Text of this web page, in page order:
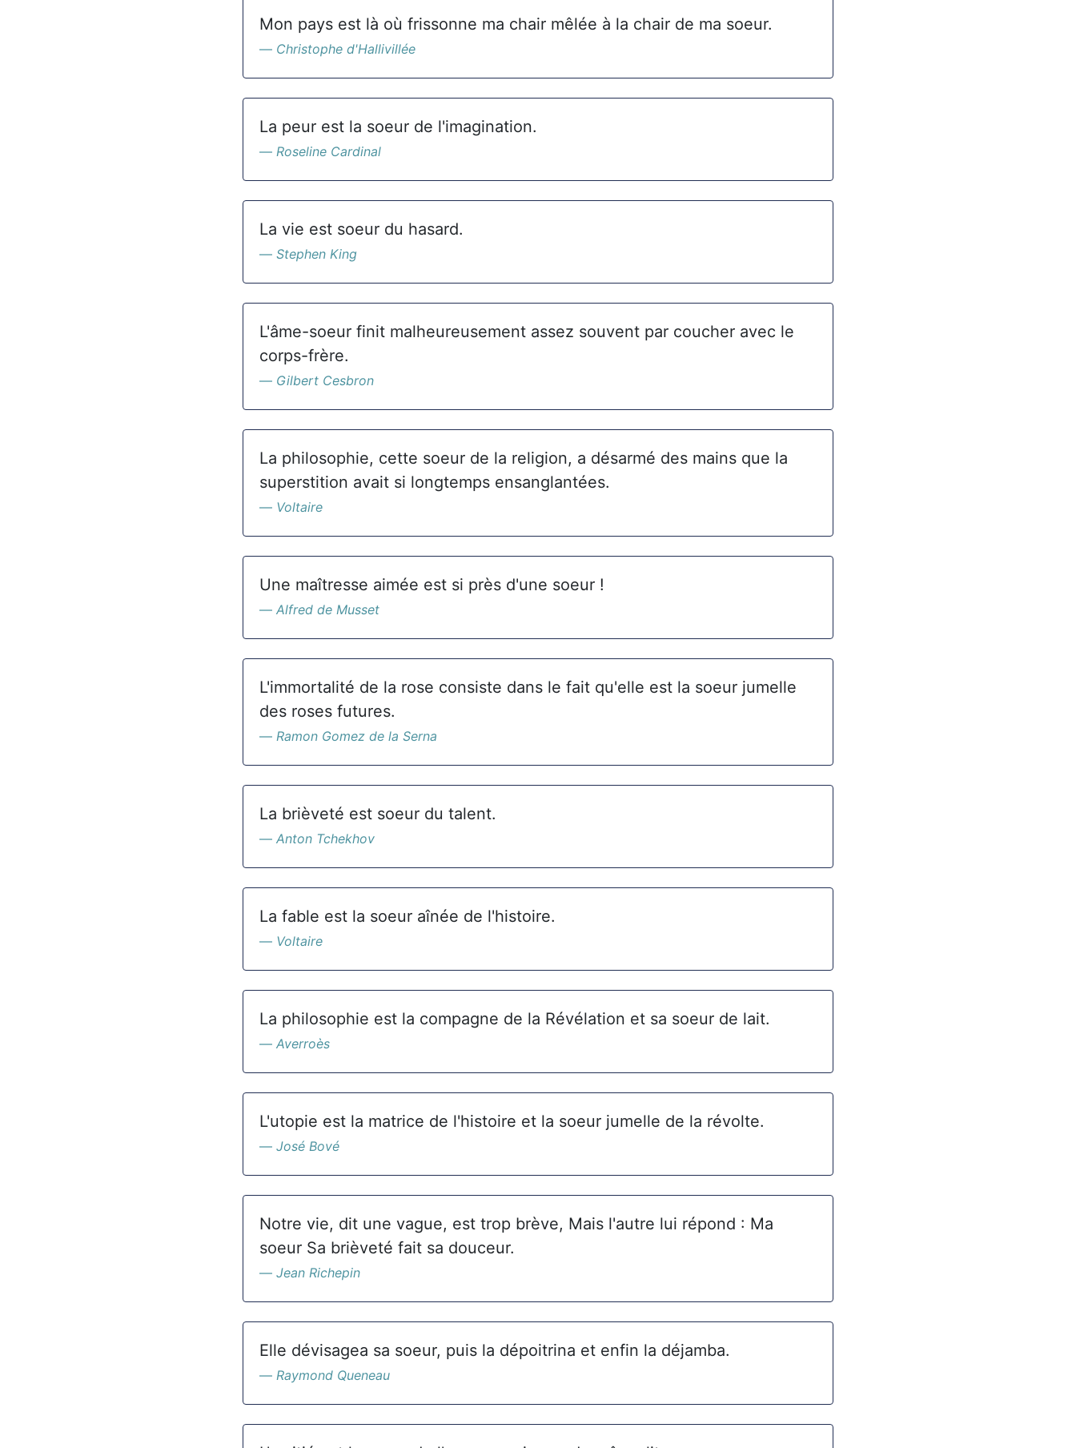
Mon pays est là où frissonne ma chair mêlée à la chair de ma soeur.
Christophe d'Hallivillée
La peur est la soeur de l'imagination.
Roseline Cardinal
La vie est soeur du hasard.
Stephen King
L'âme-soeur finit malheureusement assez souvent par coucher avec le
corps-frère.
Gilbert Cesbron
La philosophie, cette soeur de la religion, a désarmé des mains que la
superstition avait si longtemps ensanglantées.
Voltaire
Une maîtresse aimée est si près d'une soeur !
Alfred de Musset
L'immortalité de la rose consiste dans le fait qu'elle est la soeur jumelle
des roses futures.
Ramon Gomez de la Serna
La brièveté est soeur du talent.
Anton Tchekhov
La fable est la soeur aînée de l'histoire.
Voltaire
La philosophie est la compagne de la Révélation et sa soeur de lait.
Averroès
L'utopie est la matrice de l'histoire et la soeur jumelle de la révolte.
José Bové
Notre vie, dit une vague, est trop brève, Mais l'autre lui répond : Ma
soeur Sa brièveté fait sa douceur.
Jean Richepin
Elle dévisagea sa soeur, puis la dépoitrina et enfin la déjamba.
Raymond Queneau